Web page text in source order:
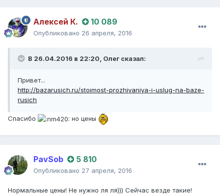
Алексей К. 10 089
Опубликовано 26 апреля, 2016
В 26.04.2016 в 22:20, Олег сказал:
Привет...
http://bazarusich.ru/stoimost-prozhivaniya-i-uslug-na-baze-
rusich
Спасибо но цены
PavSob 5 810
Опубликовано 27 апреля, 2016
Нормальные цены! Не нужно ля ля))) Сейчас везде такие!